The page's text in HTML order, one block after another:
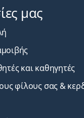
μας
και καθηγητές
φίλους σας &